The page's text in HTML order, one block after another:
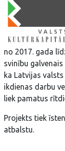
no 2017. gada
svinību
ka Latvijas
ikdienas darbu
liek pamatus
Projekts tiek
atbalstu.